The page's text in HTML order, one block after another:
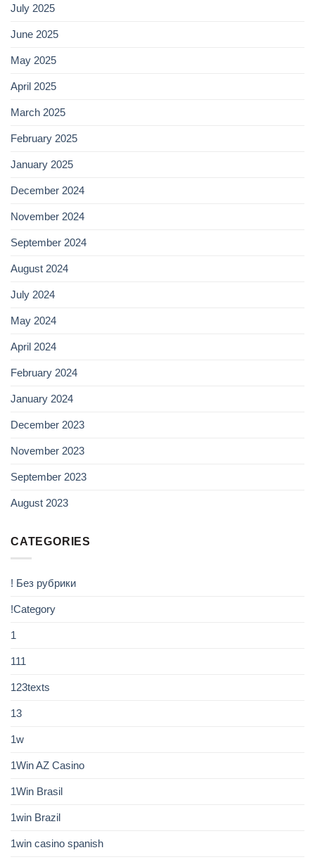
July 2025
June 2025
May 2025
April 2025
March 2025
February 2025
January 2025
December 2024
November 2024
September 2024
August 2024
July 2024
May 2024
April 2024
February 2024
January 2024
December 2023
November 2023
September 2023
August 2023
CATEGORIES
! Без рубрики
!Category
1
111
123texts
13
1w
1Win AZ Casino
1Win Brasil
1win Brazil
1win casino spanish